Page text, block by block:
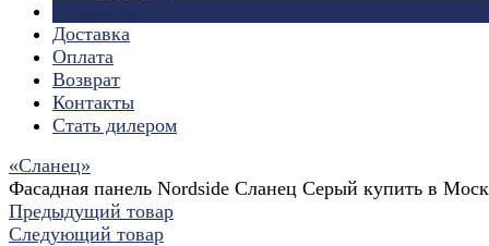
Доставка
Оплата
Возврат
Контакты
Стать дилером
«Сланец»
Фасадная панель Nordside Сланец Серый купить в
Предыдущий товар
Следующий товар